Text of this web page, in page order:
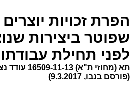
הפרת זכויות
שפוטר ביצירות
לפני תחילת עבודתו
תא (מחוזי
(פורסם בנבו, 9.3.2017)